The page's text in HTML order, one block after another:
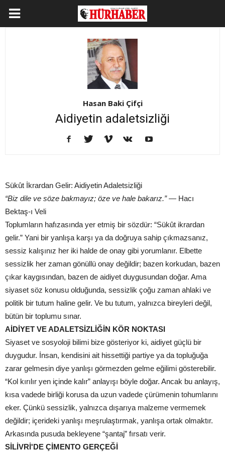
Hasan Baki Çifçi
Aidiyetin adaletsizliği
Sükût İkrardan Gelir: Aidiyetin Adaletsizliği
“Biz dile ve söze bakmayız; öze ve hale bakarız.”— Hacı
Bektaş-ı Veli
Toplumların hafızasında yer etmiş bir sözdür: “Sükût ikrardan
gelir.” Yani bir yanlışa karşı ya da doğruya sahip çıkmazsanız,
sessiz kalışınız her iki halde de onay gibi yorumlanır. Elbette
sessizlik her zaman gönüllü onay değildir; bazen korkudan, bazen
çıkar kaygısından, bazen de aidiyet duygusundan doğar. Ama
siyaset söz konusu olduğunda, sessizlik çoğu zaman ahlaki ve
politik bir tutum haline gelir. Ve bu tutum, yalnızca bireyleri değil,
bütün bir toplumu sınar.
AİDİYET VE ADALETSİZLİĞİN KÖR NOKTASI
Siyaset ve sosyoloji bilimi bize gösteriyor ki, aidiyet güçlü bir
duygudur. İnsan, kendisini ait hissettiği partiye ya da topluğuğa
zarar gelmesin diye yanlışı görmezden gelme eğilimi gösterebilir.
“Kol kırılır yen içinde kalır” anlayışı böyle doğar. Ancak bu anlayış,
kısa vadede birliği korusa da uzun vadede çürümenin tohumlarını
eker. Çünkü sessizlik, yalnızca dışarıya malzeme vermemek
değildir; içerideki yanlışı meşrulaştırmak, yanlışa ortak olmaktır.
Arkasında pusuda bekleyene “şantaj” fırsatı verir.
SİLİVRİ'DE ÇİMENTO GERÇEĞİ